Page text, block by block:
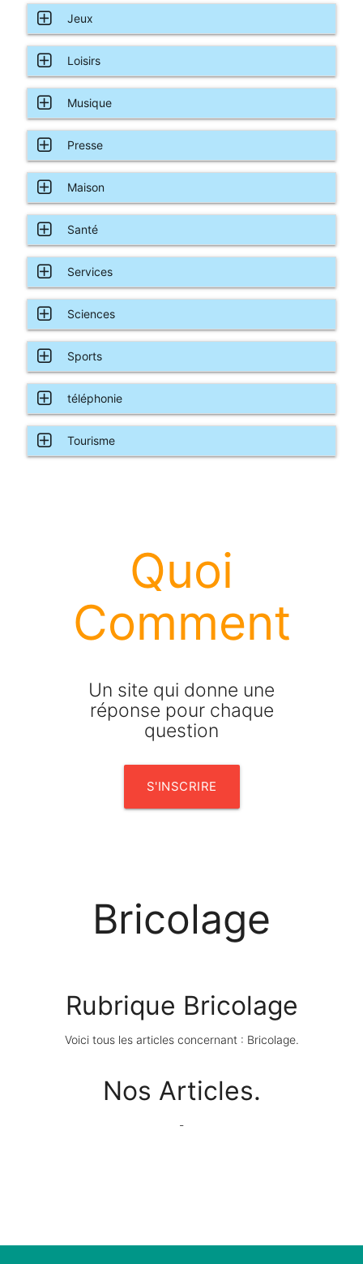
Jeux
Loisirs
Musique
Presse
Maison
Santé
Services
Sciences
Sports
téléphonie
Tourisme
Quoi
Comment
Un site qui donne une
réponse pour chaque
question
S'INSCRIRE
Bricolage
Rubrique Bricolage
Voici tous les articles concernant : Bricolage.
Nos Articles.
-